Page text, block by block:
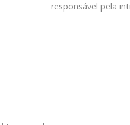
responsável pela